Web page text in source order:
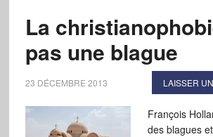
La
pas une blague
23 DÉCEMBRE 2013 LAISSER
François
des blagues